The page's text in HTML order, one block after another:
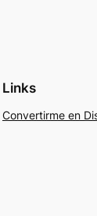
Links
Convertirme en